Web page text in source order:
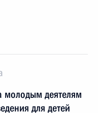
молодым деятелям
для детей